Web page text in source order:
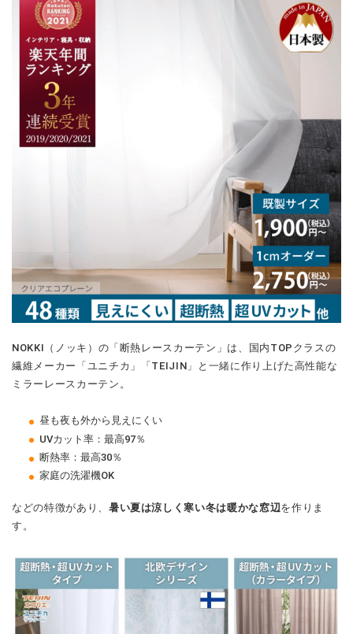
NOKKI（ノッキ）の「断熱レースカーテン」は、国内TOPクラスの
繊維メーカー「ユニチカ」「TEIJIN」と一緒に作り上げた高性能な
ミラーレースカーテン。
昼も夜も外から見えにくい
UVカット率：最高97％
断熱率：最高30％
家庭の洗濯機OK
などの特徴があり、 暑い夏は涼しく寒い冬は暖かな窓辺を作りま
す。